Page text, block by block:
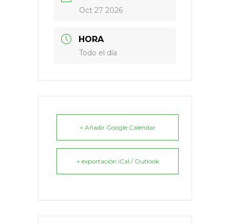
Oct 27 2026
HORA
Todo el día
+ Añadir Google Calendar
+ exportación iCal / Outlook